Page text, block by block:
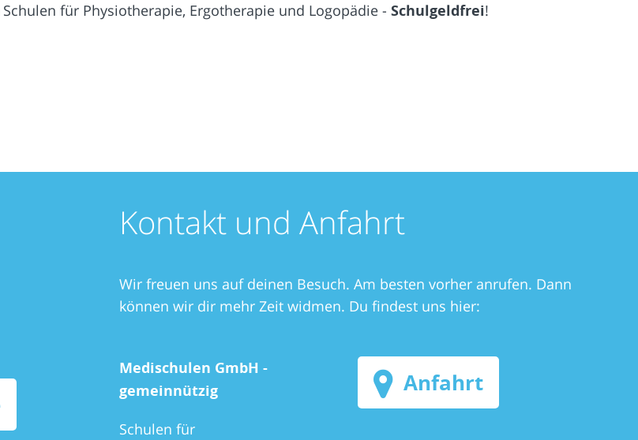
für Physiotherapie, Ergotherapie und Logopädie - Schulgeldfrei!
Kontakt und Anfahrt
Wir freuen uns auf deinen Besuch. Am besten vorher anrufen. Dann
können wir dir mehr Zeit widmen. Du findest uns hier:
Medischulen GmbH -
gemeinnützig
Schulen für
Anfahrt